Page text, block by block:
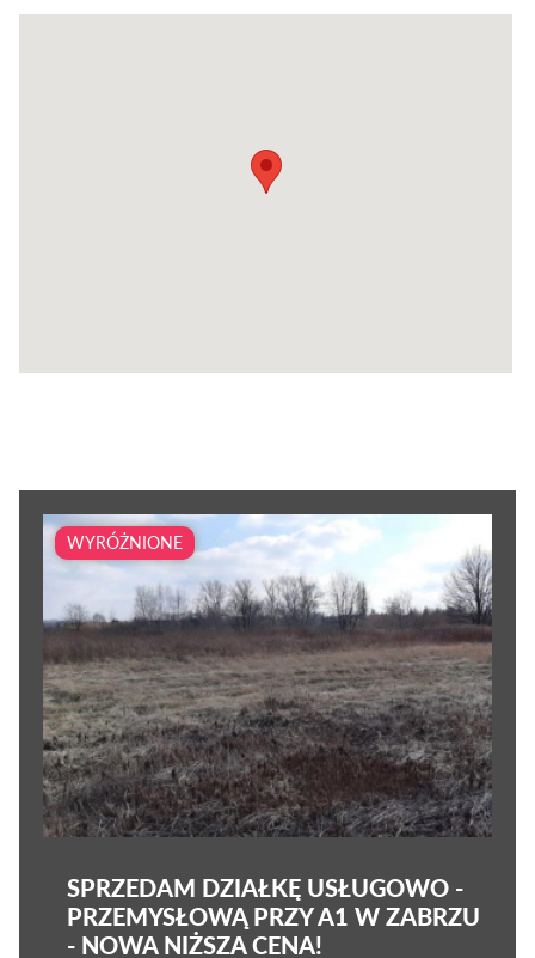
WYRÓŻNIONE
SPRZEDAM DZIAŁKĘ USŁUGOWO -
PRZEMYSŁOWĄ PRZY A1 W ZABRZU
- NOWA NIŻSZA CENA!